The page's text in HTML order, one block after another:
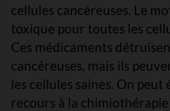
cellules cancéreuses. Le
toxique pour toutes les
Ces médicaments
cancéreuses, mais ils
les cellules saines. On
recours à la